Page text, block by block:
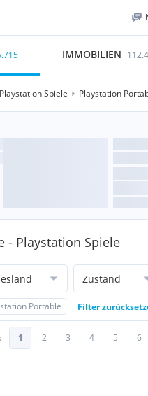
IMMOBILIEN
Playstation Spiele Playstation
- Playstation Spiele
Zustand
Portable Filter
1 2 3 4 5 6